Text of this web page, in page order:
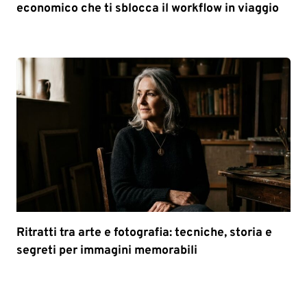
economico che ti sblocca il workflow in viaggio
Ritratti tra arte e fotografia: tecniche, storia e
segreti per immagini memorabili